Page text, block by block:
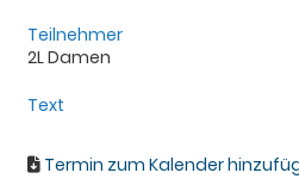
Teilnehmer
2L Damen
Text
Termin zum Kalender